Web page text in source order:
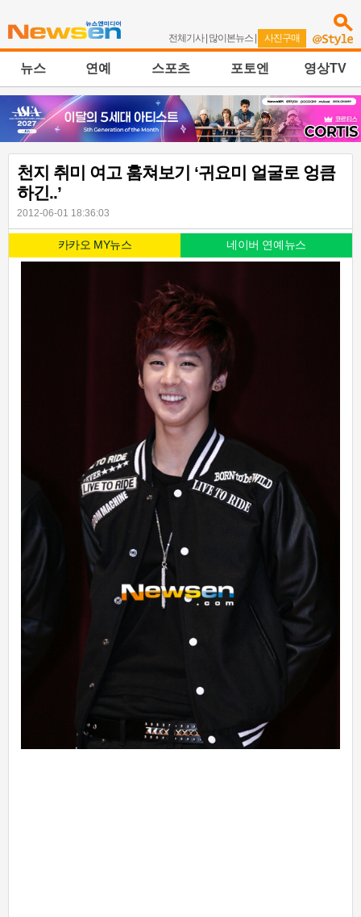
전체기사| 많이본뉴스 | 사진구매
뉴스 연예 스포츠 포토엔 영상TV
천지 취미 여고 훔쳐보기 ‘귀요미 얼굴로 엉큼
하긴..’
2012-06-01 18:36:03
카카오 MY뉴스 네이버 연예뉴스